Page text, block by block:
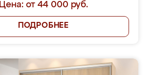
Цена: от 44 000 руб.
ПОДРОБНЕЕ